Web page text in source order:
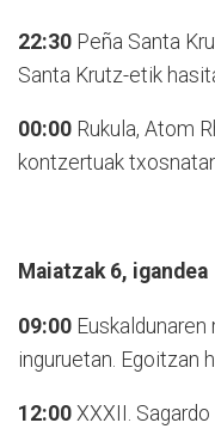
22:30 Peña Santa
Santa Krutz-etik
00:00 Rukula, Atom
kontzertuak
Maiatzak 6, igandea
09:00
inguruetan. Egoitzan
12:00 XXXII.